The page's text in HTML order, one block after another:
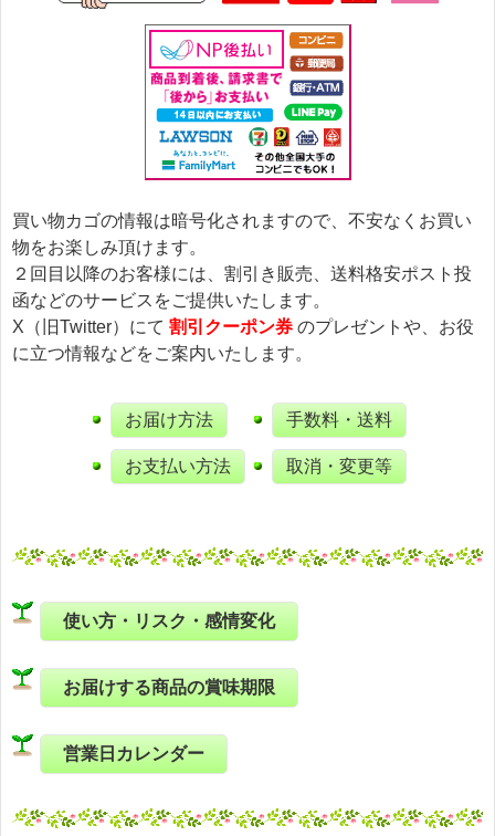
買い物カゴの情報は暗号化されますので、不安なくお買い
物をお楽しみ頂けます。
２回目以降のお客様には、割引き販売、送料格安ポスト投
函などのサービスをご提供いたします。
X（旧Twitter）にて 割引クーポン券 のプレゼントや、お役
に立つ情報などをご案内いたします。
お届け方法
お支払い方法
手数料・送料
取消・変更等
使い方・リスク・感情変化
お届けする商品の賞味期限
営業日カレンダー